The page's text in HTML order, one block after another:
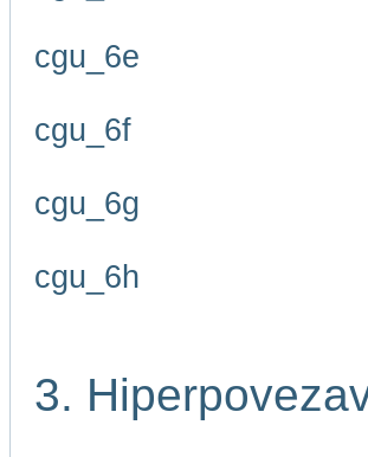
cgu_6e
cgu_6f
cgu_6g
cgu_6h
3.